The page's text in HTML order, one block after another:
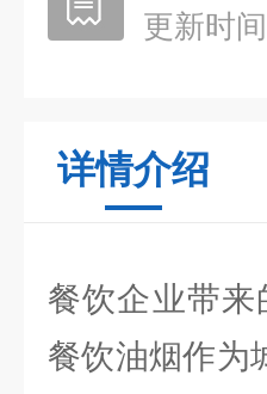
更新时间
详情介绍
餐饮企业带
餐饮油烟作为